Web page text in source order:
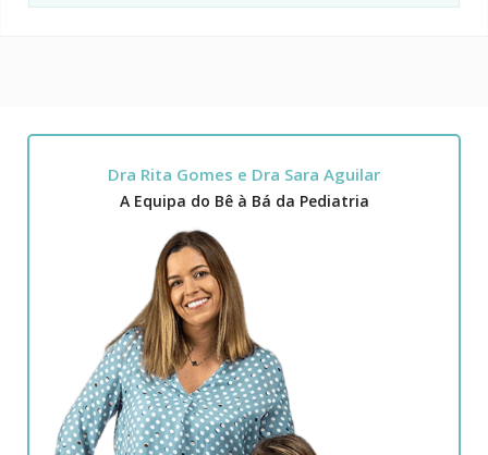
Dra Rita Gomes e Dra Sara Aguilar
A Equipa do Bê à Bá da Pediatria